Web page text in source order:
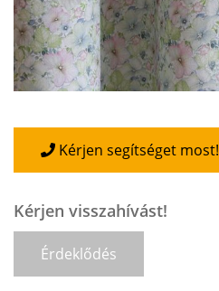
Kérjen segítséget most!
Kérjen visszahívást!
Érdeklődés